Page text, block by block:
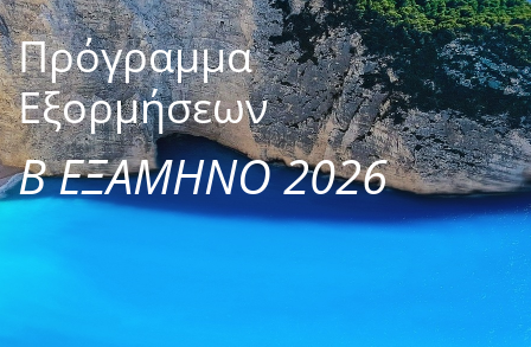
Πρόγραμμα
Εξορμήσεων
Β ΕΞΑΜΗΝΟ 2026